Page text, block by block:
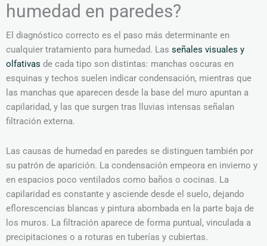
humedad en paredes?
El diagnóstico correcto es el paso más determinante en
cualquier tratamiento para humedad. Las señales visuales y
olfativas de cada tipo son distintas: manchas oscuras en
esquinas y techos suelen indicar condensación, mientras que
las manchas que aparecen desde la base del muro apuntan a
capilaridad, y las que surgen tras lluvias intensas señalan
filtración externa.
Las causas de humedad en paredes se distinguen también por
su patrón de aparición. La condensación empeora en invierno y
en espacios poco ventilados como baños o cocinas. La
capilaridad es constante y asciende desde el suelo, dejando
eflorescencias blancas y pintura abombada en la parte baja de
los muros. La filtración aparece de forma puntual, vinculada a
precipitaciones o a roturas en tuberías y cubiertas.